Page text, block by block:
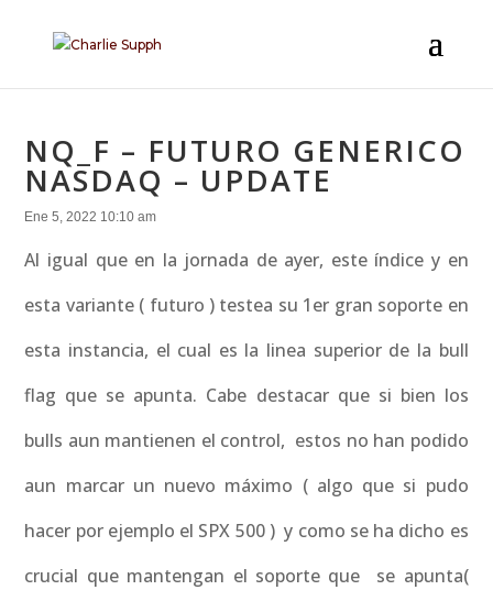
NQ_F – FUTURO GENERICO
NASDAQ – UPDATE
Ene 5, 2022 10:10 am
Al igual que en la jornada de ayer, este índice y en
esta variante ( futuro ) testea su 1er gran soporte en
esta instancia, el cual es la linea superior de la bull
flag que se apunta. Cabe destacar que si bien los
bulls aun mantienen el control, estos no han podido
aun marcar un nuevo máximo ( algo que si pudo
hacer por ejemplo el SPX 500 ) y como se ha dicho es
crucial que mantengan el soporte que se apunta(